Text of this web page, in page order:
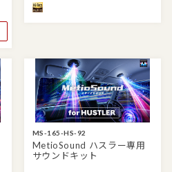
MS-165-HS-92
MetioSound ハスラー専用
サウンドキット